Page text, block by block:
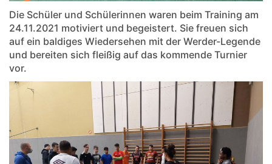
Die Schüler und Schülerinnen waren beim Training am
24.11.2021 motiviert und begeistert. Sie freuen sich
auf ein baldiges Wiedersehen mit der Werder-Legende
und bereiten sich fleißig auf das kommende Turnier
vor.